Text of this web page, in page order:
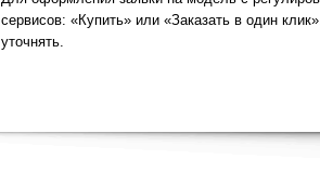
сервисов: «Купить» или «Заказать в один
уточнять.